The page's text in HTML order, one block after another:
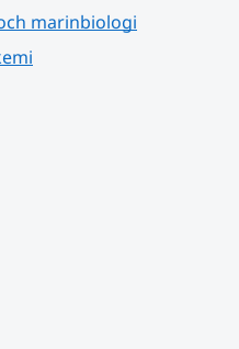
marinbiologi